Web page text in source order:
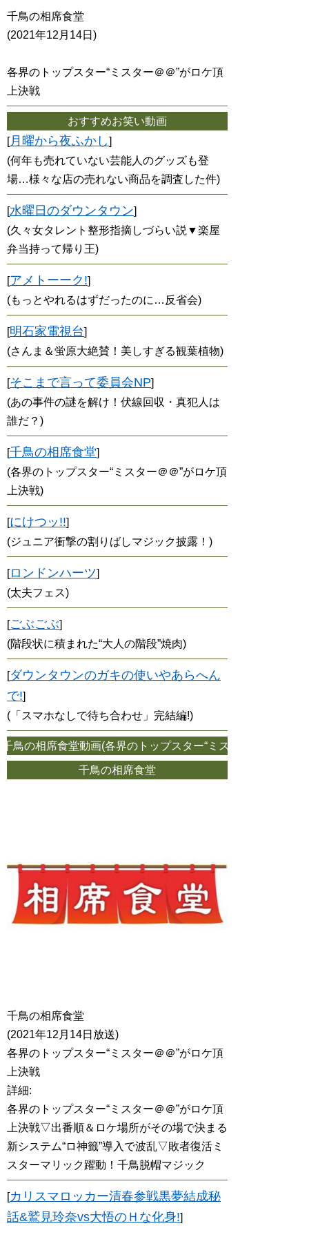
千鳥の相席食堂
(2021年12月14日)
各界のトップスター“ミスター＠＠”がロケ頂
上決戦
おすすめお笑い動画
[月曜から夜ふかし]
(何年も売れていない芸能人のグッズも登
場…様々な店の売れない商品を調査した件)
[水曜日のダウンタウン]
(久々女タレント整形指摘しづらい説▼楽屋
弁当持って帰り王)
[アメトーーク!]
(もっとやれるはずだったのに…反省会)
[明石家電視台]
(さんま＆蛍原大絶賛！美しすぎる観葉植物)
[そこまで言って委員会NP]
(あの事件の謎を解け！伏線回収・真犯人は
誰だ？)
[千鳥の相席食堂]
(各界のトップスター“ミスター＠＠”がロケ頂
上決戦)
[にけつッ!!]
(ジュニア衝撃の割りばしマジック披露！)
[ロンドンハーツ]
(太夫フェス)
[ごぶごぶ]
(階段状に積まれた“大人の階段”焼肉)
[ダウンタウンのガキの使いやあらへん
で!]
(「スマホなしで待ち合わせ」完結編!)
の相席食堂動画(各界のトップスター“ミスター＠＠”がロケ
千鳥の相席食堂
千鳥の相席食堂
(2021年12月14日放送)
各界のトップスター“ミスター＠＠”がロケ頂
上決戦
詳細:
各界のトップスター“ミスター＠＠”がロケ頂
上決戦▽出番順＆ロケ場所がその場で決まる
新システム“ロ神籤”導入で波乱▽敗者復活ミ
スターマリック躍動！千鳥脱帽マジック
[カリスマロッカー清春参戦黒夢結成秘
話&鷲見玲奈vs大悟のＨな化身!]